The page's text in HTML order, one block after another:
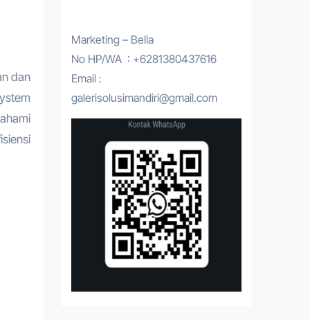
dan
Marketing – Bella
No HP/WA : +6281380437616
Email :
galerisolusimandiri@gmail.com